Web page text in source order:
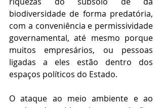
biodiversidade de forma predatória,
com a conveniência e permissividade
governamental, até mesmo porque
muitos empresários, ou pessoas
ligadas a eles estão dentro dos
espaços políticos do Estado.
O ataque ao meio ambiente e ao